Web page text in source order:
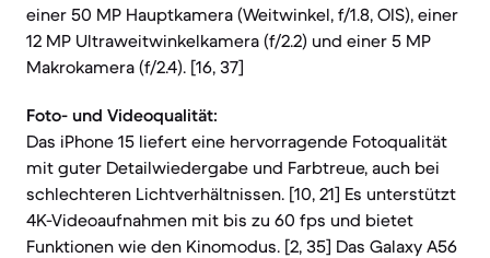
einer 50 MP Hauptkamera (Weitwinkel, f/1.8, OIS), einer
12 MP Ultraweitwinkelkamera (f/2.2) und einer 5 MP
Makrokamera (f/2.4). [16, 37]
Foto- und Videoqualität:
Das iPhone 15 liefert eine hervorragende Fotoqualität
mit guter Detailwiedergabe und Farbtreue, auch bei
schlechteren Lichtverhältnissen. [10, 21] Es unterstützt
4K-Videoaufnahmen mit bis zu 60 fps und bietet
Funktionen wie den Kinomodus. [2, 35] Das Galaxy A56